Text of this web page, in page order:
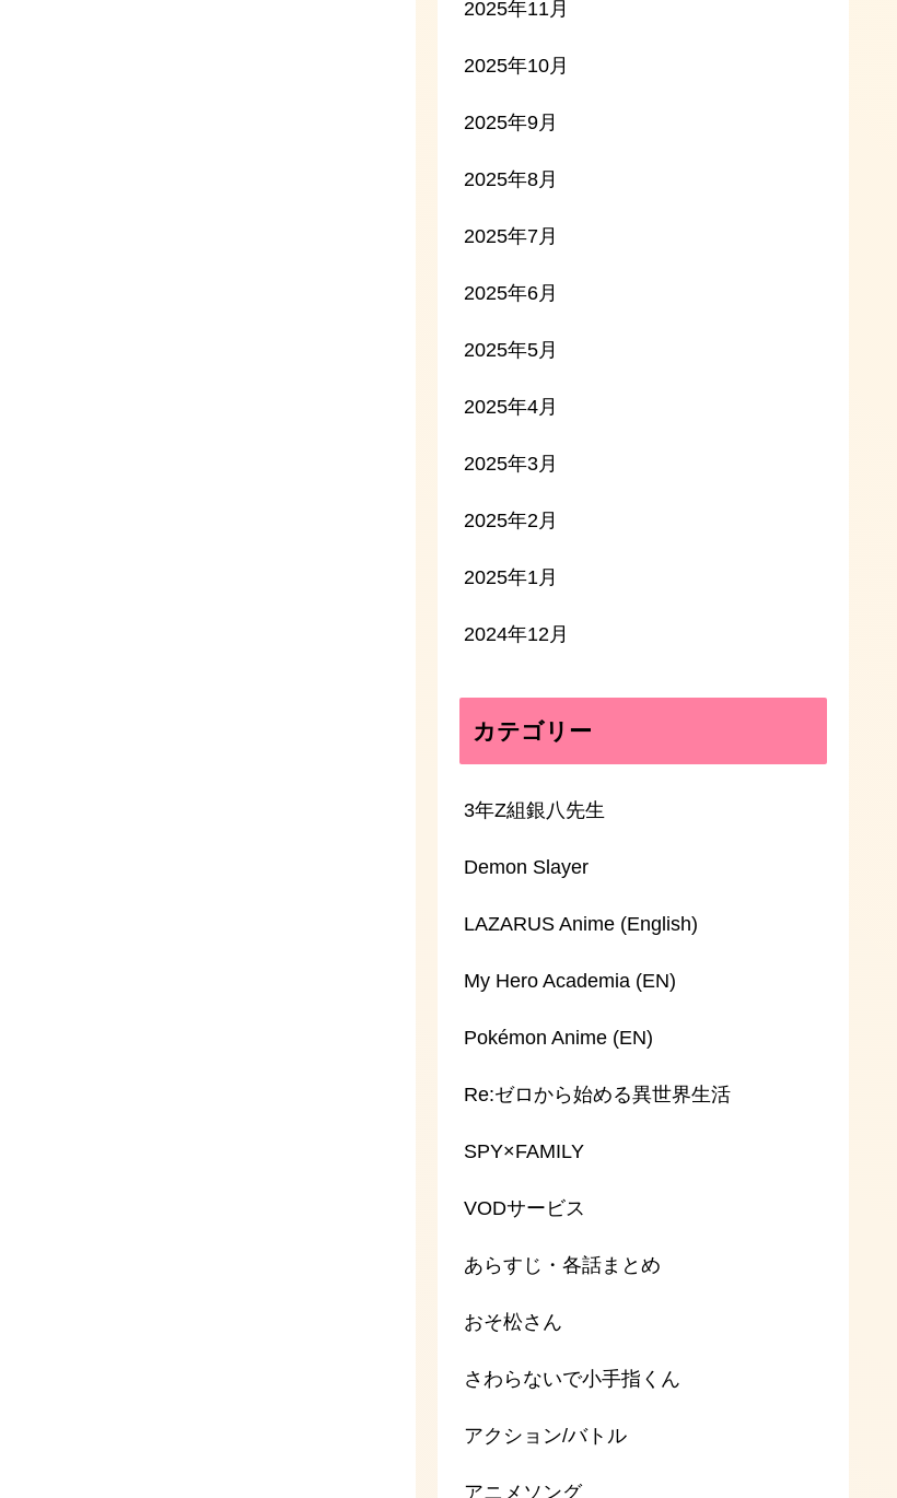
2025年11月
2025年10月
2025年9月
2025年8月
2025年7月
2025年6月
2025年5月
2025年4月
2025年3月
2025年2月
2025年1月
2024年12月
カテゴリー
3年Z組銀八先生
Demon Slayer
LAZARUS Anime (English)
My Hero Academia (EN)
Pokémon Anime (EN)
Re:ゼロから始める異世界生活
SPY×FAMILY
VODサービス
あらすじ・各話まとめ
おそ松さん
さわらないで小手指くん
アクション/バトル
アニメソング